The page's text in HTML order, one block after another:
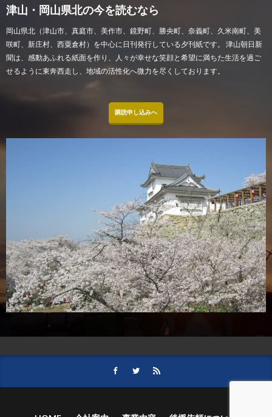
津山・岡山県北の今を読むなら
岡山県北（津山市、真庭市、美作市、鏡野町、勝央町、奈義町、久米南町、美
咲町、新庄村、西粟倉村）を中心に日刊発行している夕刊紙です。 津山朝日新
聞は、感動あふれる紙面を作り、人々が幸せな笑顔と希望に満ちた生活を過ご
せるように東奔西走し、地域の活性化へ微力を尽くしております。
購読申し込みへ